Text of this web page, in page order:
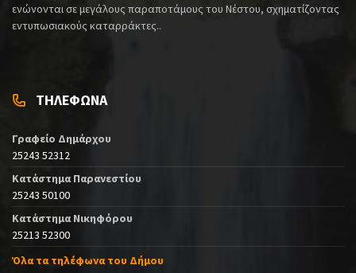
ενώνονται σε μεγάλους παραποτάμους του Νέστου, σχηματίζοντας
εντυπωσιακούς καταρράκτες..
ΤΗΛΕΦΩΝΑ
Γραφείο Δημάρχου
25243 52312
Κατάστημα Παρανεστίου
25243 50100
Κατάστημα Νικηφόρου
25213 52300
Όλα τα τηλέφωνα του Δήμου